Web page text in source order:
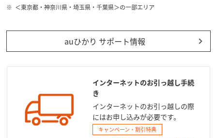
＜東京都・神奈川県・埼玉県・千葉県＞の一部エリア
auひかり サポート情報
インターネットのお引っ越し手続
き
インターネットのお引っ越しの際
にはお申し込みが必要です。
キャンペーン・割引特典